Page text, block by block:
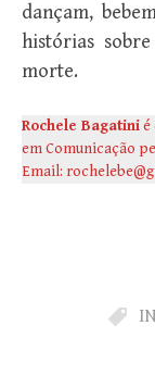
dançam,
histórias
morte.
Rochele Bagatinié
em Comunicação
Email: